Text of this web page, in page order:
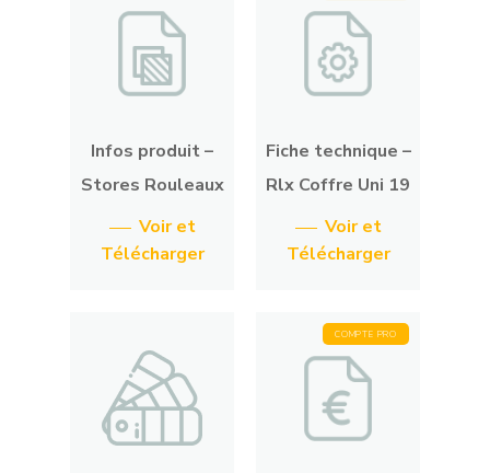
Infos produit –
Stores Rouleaux
Voir et
Télécharger
Fiche technique –
Rlx Coffre Uni 19
Voir et
Télécharger
COMPTE PRO